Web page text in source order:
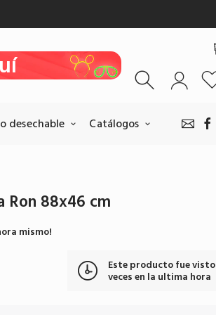
BANCOLOMBIA
Pagar por BANCOLOMBIA
desechable Catálogos
Este producto fue visto
veces en la ultima hora
Ron 88x46 cm
mismo!